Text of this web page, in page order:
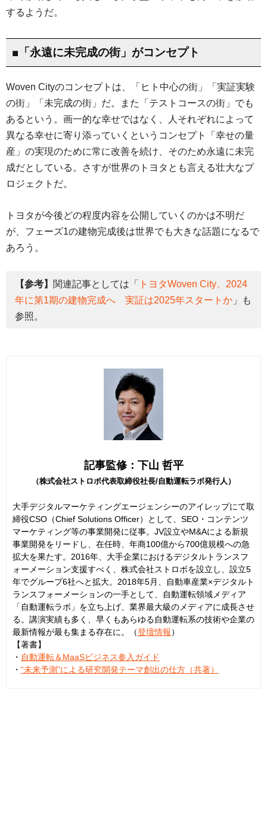
するようだ。
■「永遠に未完成の街」がコンセプト
Woven Cityのコンセプトは、「ヒト中心の街」「実証実験
の街」「未完成の街」だ。また「テストコースの街」でも
あるという。画一的な幸せではなく、人それぞれによって
異なる幸せに寄り添っていくというコンセプト「幸せの量
産」の実現のために常に改善を続け、そのため永遠に未完
成だとしている。さすが世界のトヨタとも言える壮大なプ
ロジェクトだ。
トヨタが今後どの程度内容を公開していくのかは不明だ
が、フェーズ1の建物完成後は世界でも大きな話題になるで
あろう。
【参考】 関連記事としては「
トヨタWoven City、2024
年に第1期の建物完成へ 実証は2025年スタートか 」も
参照。
記事監修：下山 哲平
（株式会社ストロボ代表取締役社長/自動運転ラボ発行人）
大手デジタルマーケティングエージェンシーのアイレップにて取
締役CSO（Chief Solutions Officer）として、SEO・コンテンツ
マーケティング等の事業開発に従事。JV設立やM&Aによる新規
事業開発をリードし、在任時、年商100億から700億規模への急
拡大を果たす。2016年、大手企業におけるデジタルトランスフ
ォーメーション支援すべく、株式会社ストロボを設立し、設立5
年でグループ6社へと拡大。2018年5月、自動車産業×デジタルト
ランスフォーメーションの一手として、自動運転領域メディア
「自動運転ラボ」を立ち上げ、業界最大級のメディアに成長させ
る。講演実績も多く、早くもあらゆる自動運転系の技術や企業の
最新情報が最も集まる存在に。（登壇情報）
【著書】
・ 自動運転＆MaaSビジネス参入ガイド
・ “未来予測”による研究開発テーマ創出の仕方（共著）